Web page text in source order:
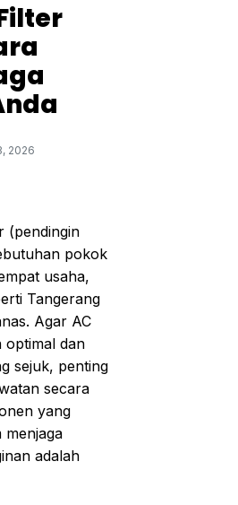
2026
(pendingin
pokok
usaha,
Tangerang
Agar AC
optimal dan
sejuk, penting
secara
yang
menjaga
adalah